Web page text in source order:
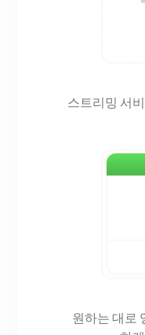
스트리밍 서
원하는 대로